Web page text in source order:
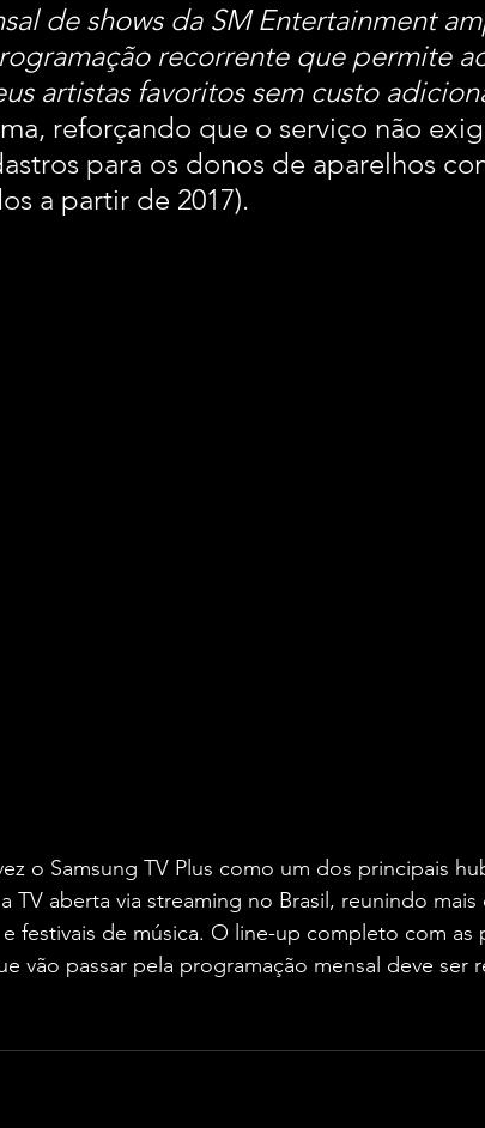
de shows da SM Entertainment
recorrente que permite
artistas favoritos sem custo
reforçando que o serviço não
para os donos de aparelhos
a partir de 2017).
o Samsung TV Plus como um dos principais
TV aberta via streaming no Brasil, reunindo mais
festivais de música. O line-up completo com as
vão passar pela programação mensal deve ser